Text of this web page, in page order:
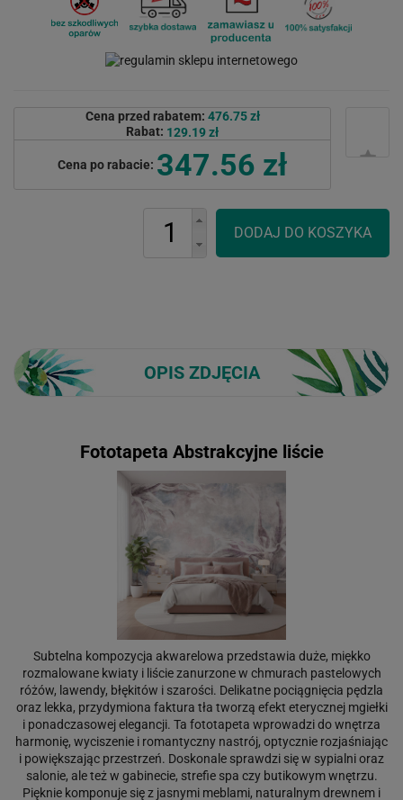
Cena przed rabatem: 476.75 zł
Rabat: 129.19 zł
Cena po rabacie: 347.56 zł
OPIS ZDJĘCIA
Fototapeta Abstrakcyjne liście
Subtelna kompozycja akwarelowa przedstawia duże, miękko
rozmalowane kwiaty i liście zanurzone w chmurach pastelowych
różów, lawendy, błękitów i szarości. Delikatne pociągnięcia pędzla
oraz lekka, przydymiona faktura tła tworzą efekt eterycznej mgiełki
i ponadczasowej elegancji. Ta fototapeta wprowadzi do wnętrza
harmonię, wyciszenie i romantyczny nastrój, optycznie rozjaśniając
i powiększając przestrzeń. Doskonale sprawdzi się w sypialni oraz
salonie, ale też w gabinecie, strefie spa czy butikowym wnętrzu.
Pięknie komponuje się z jasnymi meblami, naturalnym drewnem i